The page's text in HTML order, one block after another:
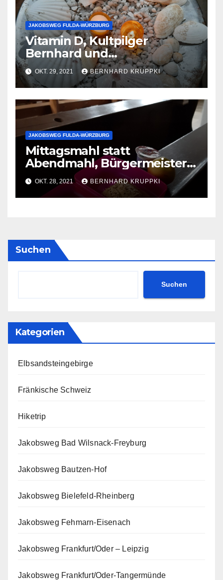
JAKOBSWEG FULDA-WÜRZBURG
Vitamin D, Kultpilger
Bernhard und
Mohrrübenberg
OKT. 29, 2021 BERNHARD KRUPPKI
JAKOBSWEG FULDA-WÜRZBURG
Mittagsmahl statt
Abendmahl, Bürgermeister
und Gespenst
OKT. 28, 2021 BERNHARD KRUPPKI
Suchen
Suchen
Kategorien
Elbsandsteingebirge
Fränkische Schweiz
Hiketrip
Jakobsweg Bad Wilsnack-Freyburg
Jakobsweg Bautzen-Hof
Jakobsweg Bielefeld-Rheinberg
Jakobsweg Fehmarn-Eisenach
Jakobsweg Frankfurt/Oder – Leipzig
Jakobsweg Frankfurt/Oder-Tangermünde